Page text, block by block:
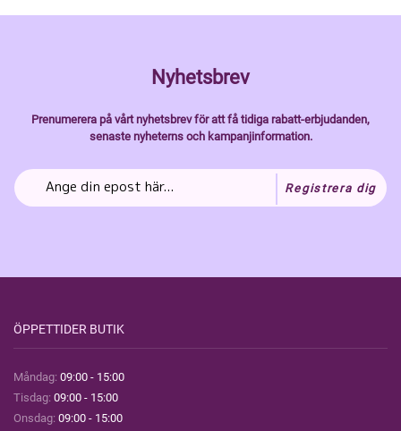
Nyhetsbrev
Prenumerera på vårt nyhetsbrev för att få tidiga rabatt-erbjudanden,
senaste nyheterns och kampanjinformation.
Registrera dig
ÖPPETTIDER BUTIK
Måndag: 09:00 - 15:00
Tisdag: 09:00 - 15:00
Onsdag: 09:00 - 15:00